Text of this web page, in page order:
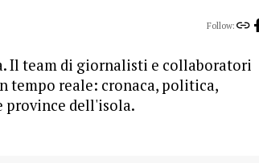
Follow:
Il team di giornalisti e collaboratori
tempo reale: cronaca, politica,
province dell'isola.